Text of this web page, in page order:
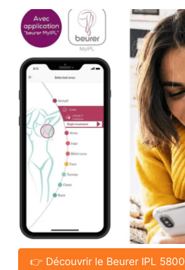
👉 Découvrir le Beurer IPL 5800